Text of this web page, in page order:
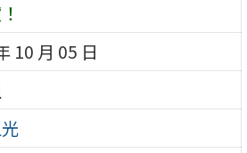
10 月 05 日